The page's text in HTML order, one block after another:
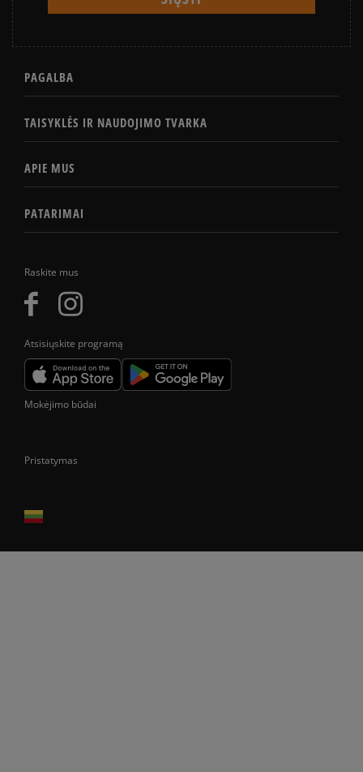
Raskite mus
Atsisiųskite programą
PAGALBA
TAISYKLĖS IR NAUDOJIMO TVARKA
APIE MUS
PATARIMAI
Mokėjimo būdai
Pristatymas